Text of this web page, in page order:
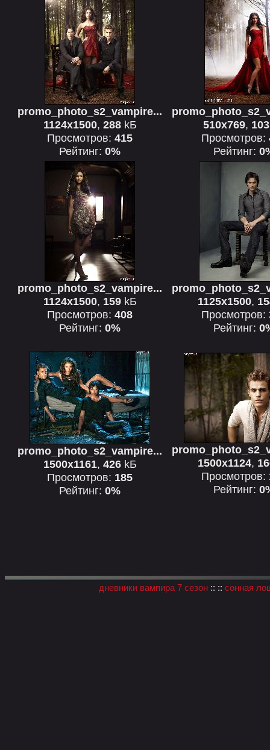
promo_photo_s2_vampire...
1124x1500, 288kБ
Просмотров: 415
Рейтинг: 0%
510x769, 103
Просмотров:
Рейтинг:
promo_photo_s2_vampire...
1124x1500, 159kБ
Просмотров: 408
Рейтинг: 0%
1125x1500,
Просмотров:
Рейтинг:
promo_photo_s2_vampire...
1500x1161, 426kБ
Просмотров: 185
Рейтинг: 0%
1500x1124,
Просмотров:
Рейтинг:
дневники вампира 7 сезон:: :: сонная